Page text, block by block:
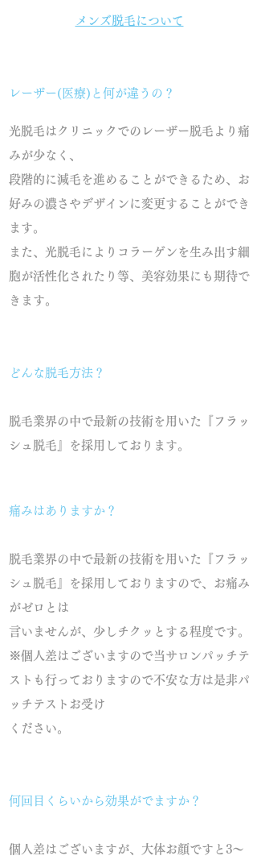
メンズ脱毛について
レーザー(医療)と何が違うの？
光脱毛はクリニックでのレーザー脱毛より痛
みが少なく、
段階的に減毛を進めることができるため、お
好みの濃さやデザインに変更することができ
ます。
また、光脱毛によりコラーゲンを生み出す細
胞が活性化されたり等、美容効果にも期待で
きます。
どんな脱毛方法？
脱毛業界の中で最新の技術を用いた『フラッ
シュ脱毛』を採用しております。
痛みはありますか？
脱毛業界の中で最新の技術を用いた『フラッ
シュ脱毛』を採用しておりますので、お痛み
がゼロとは
言いませんが、少しチクッとする程度です。
※個人差はございますので当サロンパッチテ
ストも行っておりますので不安な方は是非パ
ッチテストお受け
ください。
何回目くらいから効果がでますか？
個人差はございますが、大体お顔ですと3～